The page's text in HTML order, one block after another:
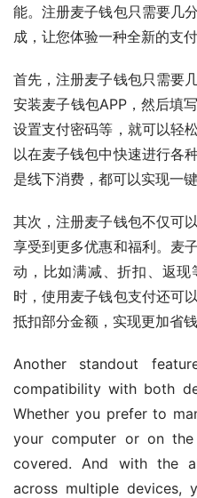
能。注册麦子钱包只需要几
成，让您体验一种全新的支付
首先，注册麦子钱包只需要
安装麦子钱包APP，然后填
设置支付密码等，就可以轻
以在麦子钱包中快速进行各
是线下消费，都可以实现一键
其次，注册麦子钱包不仅可
享受到更多优惠和福利。麦
动，比如满减、折扣、返
时，使用麦子钱包支付还可
抵扣部分金额，实现更加省钱
Another standout
compatibility with both
Whether you prefer to
your computer or on
covered. And with the
across multiple devices,